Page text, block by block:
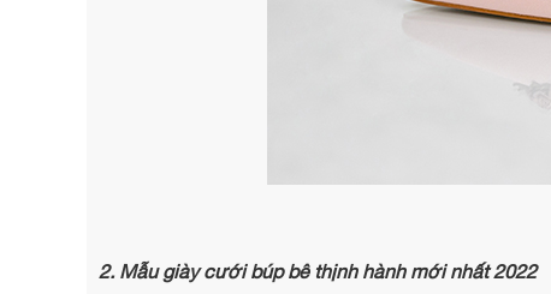
2. Mẫu giày cưới búp bê thịnh hành mới nhất 2022